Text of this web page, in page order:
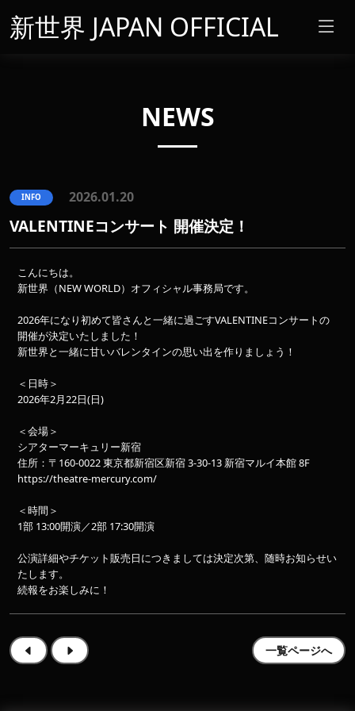
新世界 JAPAN OFFICIAL
NEWS
INFO 2026.01.20
VALENTINEコンサート 開催決定！
こんにちは。
新世界（NEW WORLD）オフィシャル事務局です。
2026年になり初めて皆さんと一緒に過ごすVALENTINEコンサートの
開催が決定いたしました！
新世界と一緒に甘いバレンタインの思い出を作りましょう！
＜日時＞
2026年2月22日(日)
＜会場＞
シアターマーキュリー新宿
住所：〒160-0022 東京都新宿区新宿 3-30-13 新宿マルイ本館 8F
https://theatre-mercury.com/
＜時間＞
1部 13:00開演／2部 17:30開演
公演詳細やチケット販売日につきましては決定次第、随時お知らせい
たします。
続報をお楽しみに！
一覧ページへ